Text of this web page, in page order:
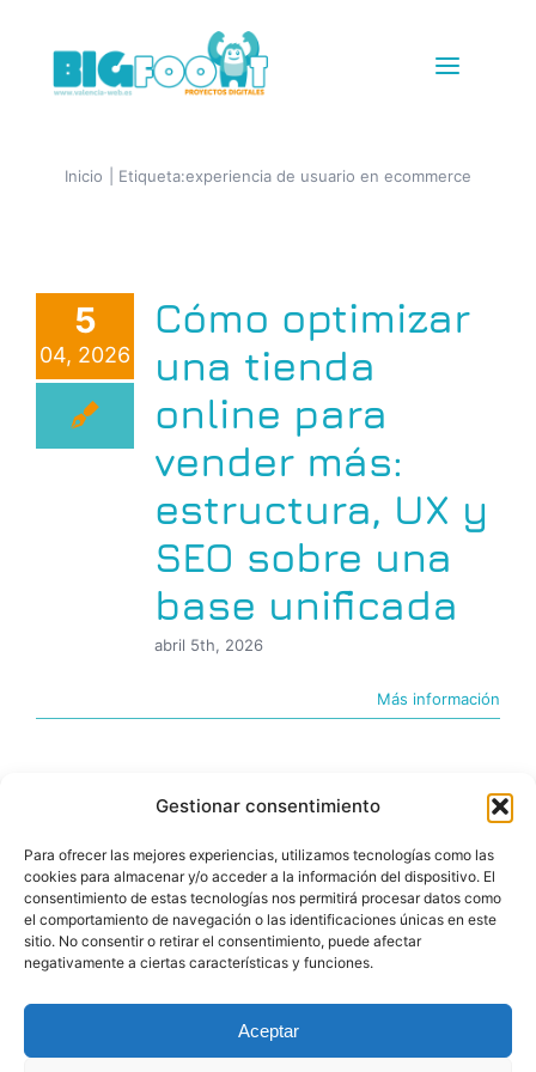
Gestionar consentimiento
Para ofrecer las mejores experiencias, utilizamos tecnologías como las
cookies para almacenar y/o acceder a la información del dispositivo. El
consentimiento de estas tecnologías nos permitirá procesar datos como
el comportamiento de navegación o las identificaciones únicas en este
sitio. No consentir o retirar el consentimiento, puede afectar
negativamente a ciertas características y funciones.
Aceptar
contenido
Toggle
IG + TikTok Shop
SEM+SEO
Inicio Etiqueta:experiencia de usuario en ecommerce
5
04, 2026
Cómo optimizar
una tienda
online para
vender más:
estructura, UX y
SEO sobre una
base unificada
abril 5th, 2026
Más información
© Copyright 2026 |BIGfoot | PROYECTOS DIGITALES